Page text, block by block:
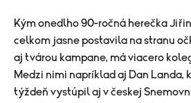
Kým onedlho 90-ročná herečka
celkom jasne postavila na stranu
aj tvárou kampane, má viacero
Medzi nimi napríklad aj Dan Landa,
týždeň vystúpil aj v českej